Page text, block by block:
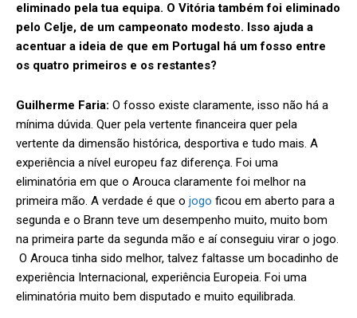
eliminado pela tua equipa. O Vitória também foi eliminado
pelo Celje, de um campeonato modesto. Isso ajuda a
acentuar a ideia de que em Portugal há um fosso entre
os quatro primeiros e os restantes?
Guilherme Faria: O fosso existe claramente, isso não há a
mínima dúvida. Quer pela vertente financeira quer pela
vertente da dimensão histórica, desportiva e tudo mais. A
experiência a nível europeu faz diferença. Foi uma
eliminatória em que o Arouca claramente foi melhor na
primeira mão. A verdade é que o jogo ficou em aberto para a
segunda e o Brann teve um desempenho muito, muito bom
na primeira parte da segunda mão e aí conseguiu virar o jogo.
O Arouca tinha sido melhor, talvez faltasse um bocadinho de
experiência Internacional, experiência Europeia. Foi uma
eliminatória muito bem disputado e muito equilibrada.